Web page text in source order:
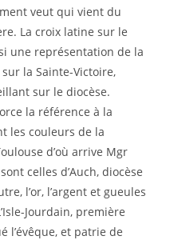
veut qui vient du
La croix latine sur le
une représentation de la
la Sainte-Victoire,
sur le diocèse.
la référence à la
les couleurs de la
d’où arrive Mgr
celles d’Auch, diocèse
l’or, l’argent et gueules
Jourdain, première
l’évêque, et patrie de